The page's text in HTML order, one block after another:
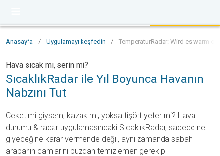
Anasayfa / Uygulamayı keşfedin / TemperaturRadar: Wird es warm
Hava sıcak mı, serin mi?
SıcaklıkRadar ile Yıl Boyunca Havanın
Nabzını Tut
Ceket mi giysem, kazak mı, yoksa tişört yeter mi? Hava
durumu & radar uygulamasındaki SıcaklıkRadar, sadece ne
giyeceğine karar vermende değil, aynı zamanda sabah
arabanın camlarını buzdan temizlemen gerekip